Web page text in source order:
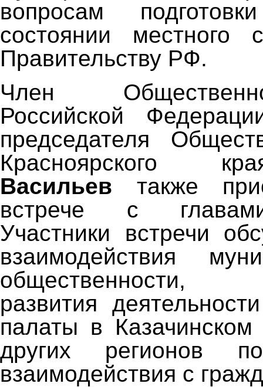
вопросам
состоянии местного
Правительству РФ.
Член
Российской
председателя
Красноярского
Васильев также
встрече с
Участники встречи
взаимодействия
общественности,
развития
палаты в
других регионов
взаимодействия с